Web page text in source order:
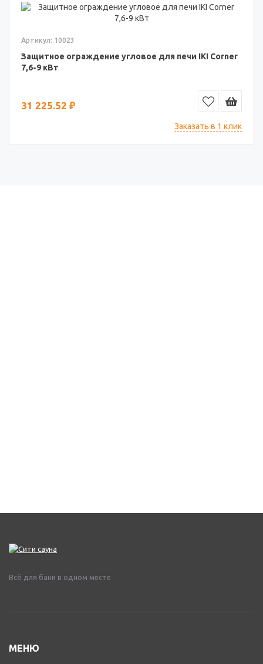
Артикул: 10023
Защитное ограждение угловое для печи IKI Corner
7,6-9 кВт
31 225.52 ₽
Заказать в 1 клик
Всё для бани в одном месте
МЕНЮ